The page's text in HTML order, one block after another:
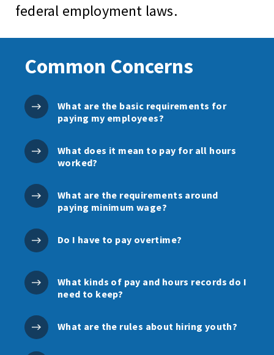
federal employment laws.
Common Concerns
What are the basic requirements for
paying my employees?
What does it mean to pay for all hours
worked?
What are the requirements around
paying minimum wage?
Do I have to pay overtime?
What kinds of pay and hours records do I
need to keep?
What are the rules about hiring youth?